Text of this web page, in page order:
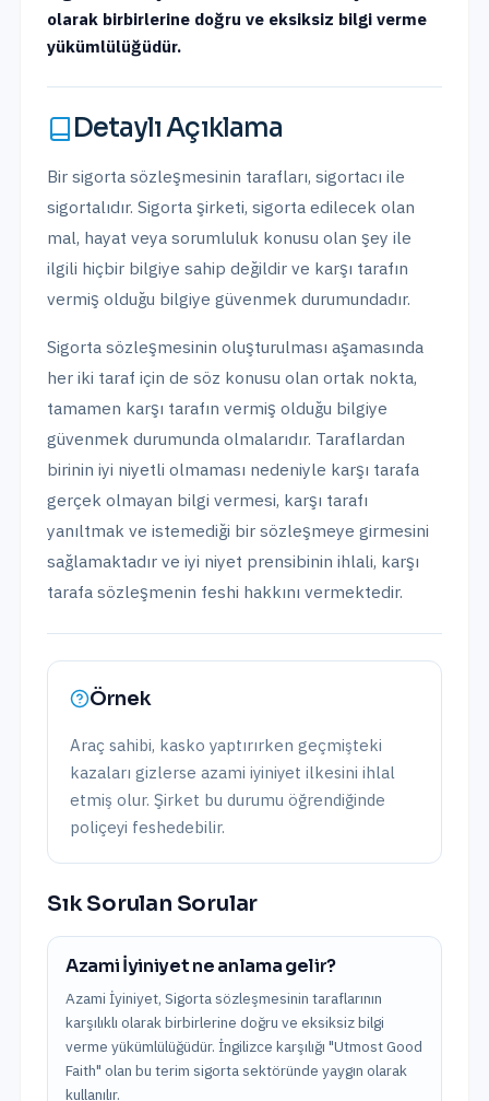
olarak birbirlerine doğru ve eksiksiz bilgi verme
yükümlülüğüdür.
Detaylı Açıklama
Bir sigorta sözleşmesinin tarafları, sigortacı ile
sigortalıdır. Sigorta şirketi, sigorta edilecek olan
mal, hayat veya sorumluluk konusu olan şey ile
ilgili hiçbir bilgiye sahip değildir ve karşı tarafın
vermiş olduğu bilgiye güvenmek durumundadır.
Sigorta sözleşmesinin oluşturulması aşamasında
her iki taraf için de söz konusu olan ortak nokta,
tamamen karşı tarafın vermiş olduğu bilgiye
güvenmek durumunda olmalarıdır. Taraflardan
birinin iyi niyetli olmaması nedeniyle karşı tarafa
gerçek olmayan bilgi vermesi, karşı tarafı
yanıltmak ve istemediği bir sözleşmeye girmesini
sağlamaktadır ve iyi niyet prensibinin ihlali, karşı
tarafa sözleşmenin feshi hakkını vermektedir.
Örnek
Araç sahibi, kasko yaptırırken geçmişteki
kazaları gizlerse azami iyiniyet ilkesini ihlal
etmiş olur. Şirket bu durumu öğrendiğinde
poliçeyi feshedebilir.
Sık Sorulan Sorular
Azami İyiniyet ne anlama gelir?
Azami İyiniyet, Sigorta sözleşmesinin taraflarının
karşılıklı olarak birbirlerine doğru ve eksiksiz bilgi
verme yükümlülüğüdür. İngilizce karşılığı "Utmost Good
Faith" olan bu terim sigorta sektöründe yaygın olarak
kullanılır.